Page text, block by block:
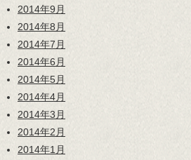
2014年9月
2014年8月
2014年7月
2014年6月
2014年5月
2014年4月
2014年3月
2014年2月
2014年1月